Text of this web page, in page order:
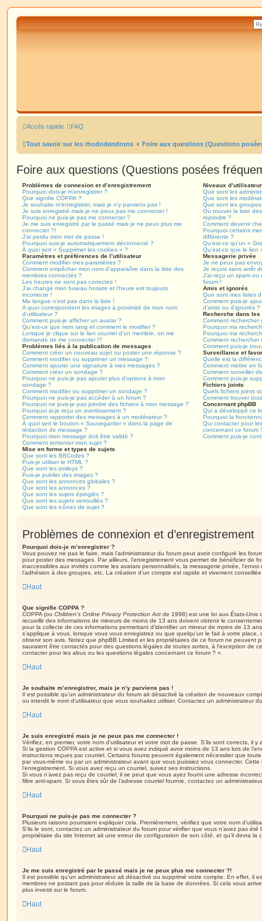
Accès rapide FAQ
Tout savoir sur les rhododendrons Foire aux questions (Questions
Foire aux questions (Questions posées
Problèmes de connexion et d’enregistrement
Pourquoi dois-je m’enregistrer ?
Que signifie COPPA ?
Je souhaite m’enregistrer, mais je n’y parviens pas !
Je suis enregistré mais je ne peux pas me connecter !
Pourquoi ne puis-je pas me connecter ?
Je me suis enregistré par le passé mais je ne peux plus me
connecter ?!
J’ai perdu mon mot de passe !
Pourquoi suis-je automatiquement déconnecté ?
À quoi sert « Supprimer les cookies » ?
Paramètres et préférences de l’utilisateur
Comment modifier mes paramètres ?
Comment empêcher mon nom d’apparaître dans la liste des
membres connectés ?
Les heures ne sont pas correctes !
J’ai changé mon fuseau horaire et l’heure est toujours
incorrecte !
Ma langue n’est pas dans la liste !
A quoi correspondent les images à proximité de mon nom
d’utilisateur ?
Comment puis-je afficher un avatar ?
Qu’est-ce que mon rang et comment le modifier ?
Lorsque je clique sur le lien courrield’un membre, on me
demande de me connecter !?
Problèmes liés à la publication de messages
Comment créer un nouveau sujet ou poster une réponse ?
Comment modifier ou supprimer un message ?
Comment ajouter une signature à mes messages ?
Comment créer un sondage ?
Pourquoi ne puis-je pas ajouter plus d’options à mon
sondage ?
Comment modifier ou supprimer un sondage ?
Pourquoi ne puis-je pas accéder à un forum ?
Pourquoi ne puis-je pas joindre des fichiers à mon message ?
Pourquoi ai-je reçu un avertissement ?
Comment rapporter des messages à un modérateur ?
À quoi sert le bouton « Sauvegarder » dans la page de
rédaction de message ?
Pourquoi mon message doit être validé ?
Comment remonter mon sujet ?
Mise en forme et types de sujets
Que sont les BBCodes ?
Puis-je utiliser le HTML ?
Que sont les smileys ?
Puis-je publier des images ?
Que sont les annonces globales ?
Que sont les annonces ?
Que sont les sujets épinglés ?
Que sont les sujets verrouillés ?
Que sont les icônes de sujet ?
Niveaux
Que sont les
Que sont les
Que sont les groupes
Où trouver la liste
rejoindre ?
Comment devenir
Pourquoi certains
différente ?
Qu’est-ce qu’un «
Qu’est-ce que le lien
Messagerie privée
Je ne peux pas
Je reçois sans arrêt
J’ai reçu un spam ou
forum !
Amis et ignorés
Que sont mes listes
Comment puis-je
d’amis ou d’ignorés ?
Recherche dans les
Comment rechercher
Pourquoi ma
Pourquoi ma
Comment rechercher
Comment puis-je
Surveillance et
Quelle est la
Comment mettre en
Comment surveiller
Comment puis-je
Fichiers joints
Quels fichiers joints
Comment trouver
Concernant phpBB
Qui a développé ce
Pourquoi la
Qui contacter pour
concernant ce forum
Comment puis-je
Problèmes de connexion et d’enregistrement
Pourquoi dois-je m’enregistrer ?
Vous pouvez ne pas le faire, mais l’administrateur du forum peut avoir configuré les
pour poster des messages. Par ailleurs, l’enregistrement vous permet de bénéficier de
inaccessibles aux invités comme les avatars personnalisés, la messagerie privée,
l’adhésion à des groupes, etc. La création d’un compte est rapide et vivement
Haut
Que signifie COPPA ?
COPPA (ou Children’s Online Privacy Protection Act de 1998) est une loi aux États-Unis
recueillir des informations de mineurs de moins de 13 ans doivent obtenir le
pour la collecte de ces informations permettant d’identifier un mineur de moins de 13
s’applique à vous, lorsque vous vous enregistrez ou que quelqu’un le fait à votre
obtenir son avis. Notez que phpBB Limited et les propriétaires de ce forum ne peuvent
sauraient être contactés pour des questions légales de toutes sortes, à l’exception de
contacter pour les abus ou les questions légales concernant ce forum ? ».
Haut
Je souhaite m’enregistrer, mais je n’y parviens pas !
Il est possible qu’un administrateur du forum ait désactivé la création de nouveaux
ou interdit le nom d’utilisateur que vous souhaitez utiliser. Contactez un administrateur
Haut
Je suis enregistré mais je ne peux pas me connecter !
Vérifiez, en premier, votre nom d’utilisateur et votre mot de passe. S’ils sont corrects, il y
Si la gestion COPPA est active et si vous avez indiqué avoir moins de 13 ans lors de
instructions reçues par courriel. Certains forums peuvent également nécessiter que
par vous-même ou par un administrateur avant que vous puissiez vous connecter.
l’enregistrement. Si vous avez reçu un courriel, suivez ses instructions.
Si vous n’avez pas reçu de courriel, il se peut que vous ayez fourni une adresse
filtre anti-spam. Si vous êtes sûr de l’adresse courriel fournie, contactez un
Haut
Pourquoi ne puis-je pas me connecter ?
Plusieurs raisons pourraient expliquer cela. Premièrement, vérifiez que votre nom
S’ils le sont, contactez un administrateur du forum pour vérifier que vous n’avez pas
propriétaire du site Internet ait une erreur de configuration de son côté, et qu’il devra la
Haut
Je me suis enregistré par le passé mais je ne peux plus me connecter ?!
Il est possible qu’un administrateur ait désactivé ou supprimé votre compte. En effet, il
membres ne postant pas pour réduire la taille de la base de données. Si cela vous
plus investi sur le forum.
Haut